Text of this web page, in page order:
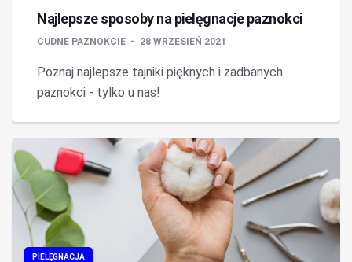
Najlepsze sposoby na pielęgnacje paznokci
CUDNE PAZNOKCIE 28 WRZESIEŃ 2021
Poznaj najlepsze tajniki pięknych i zadbanych
paznokci - tylko u nas!
PIELĘGNACJA